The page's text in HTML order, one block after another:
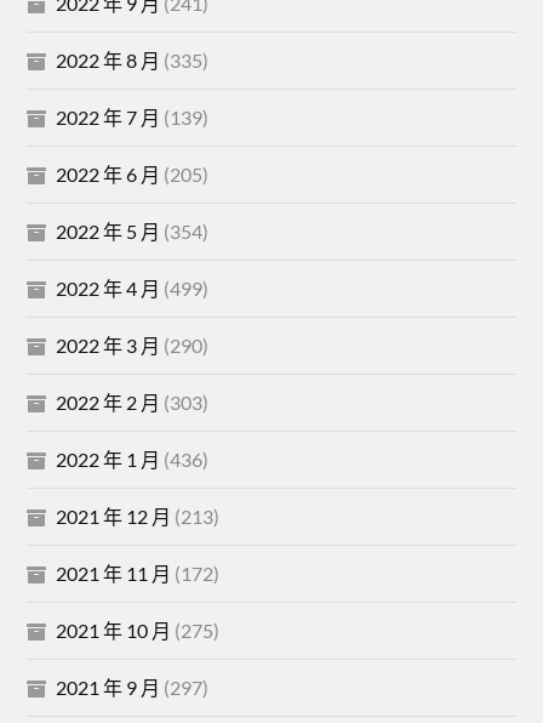
2022 年 8 月 (335)
2022 年 7 月 (139)
2022 年 6 月 (205)
2022 年 5 月 (354)
2022 年 4 月 (499)
2022 年 3 月 (290)
2022 年 2 月 (303)
2022 年 1 月 (436)
2021 年 12 月 (213)
2021 年 11 月 (172)
2021 年 10 月 (275)
2021 年 9 月 (297)